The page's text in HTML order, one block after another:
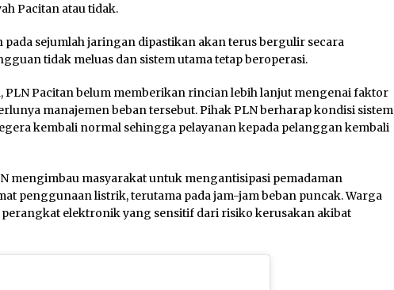
Pacitan atau tidak.
pada sejumlah jaringan dipastikan akan terus bergulir secara
tidak meluas dan sistem utama tetap beroperasi.
Pacitan belum memberikan rincian lebih lanjut mengenai faktor
manajemen beban tersebut. Pihak PLN berharap kondisi sistem
kembali normal sehingga pelayanan kepada pelanggan kembali
mengimbau masyarakat untuk mengantisipasi pemadaman
penggunaan listrik, terutama pada jam-jam beban puncak. Warga
elektronik yang sensitif dari risiko kerusakan akibat